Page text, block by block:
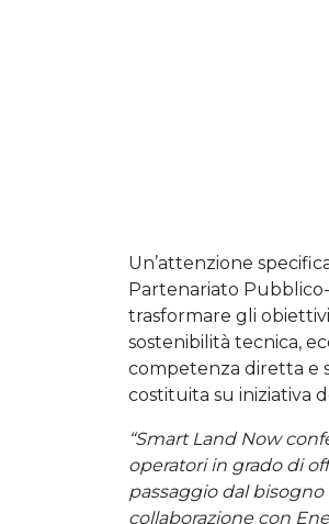
Un’attenzione
Partenariato
trasformare gli
sostenibilità tecnica,
competenza diretta e
costituita su iniziativa
“Smart Land Now
operatori in grado di
passaggio dal
collaborazione con